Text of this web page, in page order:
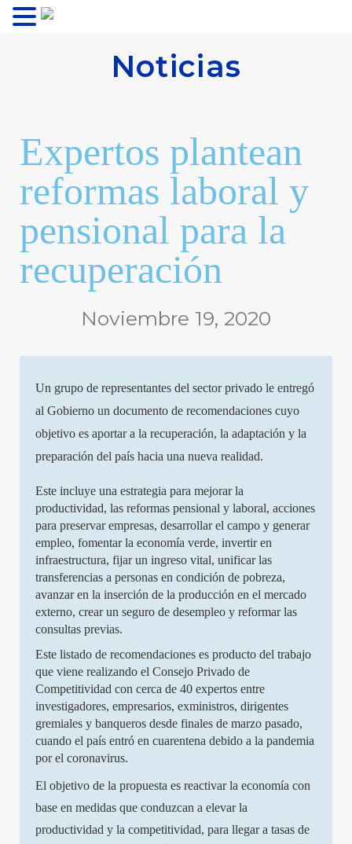
Noticias
Expertos plantean
reformas laboral y
pensional para la
recuperación
Noviembre 19, 2020
Un grupo de representantes del sector privado le entregó
al Gobierno un documento de recomendaciones cuyo
objetivo es aportar a la recuperación, la adaptación y la
preparación del país hacia una nueva realidad.
Este incluye una estrategia para mejorar la
productividad, las reformas pensional y laboral, acciones
para preservar empresas, desarrollar el campo y generar
empleo, fomentar la economía verde, invertir en
infraestructura, fijar un ingreso vital, unificar las
transferencias a personas en condición de pobreza,
avanzar en la inserción de la producción en el mercado
externo, crear un seguro de desempleo y reformar las
consultas previas.
Este listado de recomendaciones es producto del trabajo
que viene realizando el Consejo Privado de
Competitividad con cerca de 40 expertos entre
investigadores, empresarios, exministros, dirigentes
gremiales y banqueros desde finales de marzo pasado,
cuando el país entró en cuarentena debido a la pandemia
por el coronavirus.
El objetivo de la propuesta es reactivar la economía con
base en medidas que conduzcan a elevar la
productividad y la competitividad, para llegar a tasas de